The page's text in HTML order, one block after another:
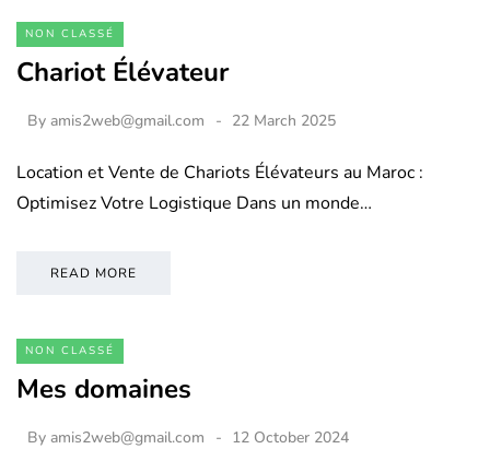
NON CLASSÉ
Chariot Élévateur
By amis2web@gmail.com 22 March 2025
Location et Vente de Chariots Élévateurs au Maroc :
Optimisez Votre Logistique Dans un monde…
READ MORE
NON CLASSÉ
Mes domaines
By amis2web@gmail.com 12 October 2024